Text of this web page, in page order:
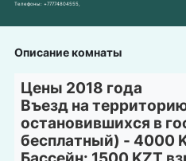
Телефоны: +77774804555
Описание комнаты